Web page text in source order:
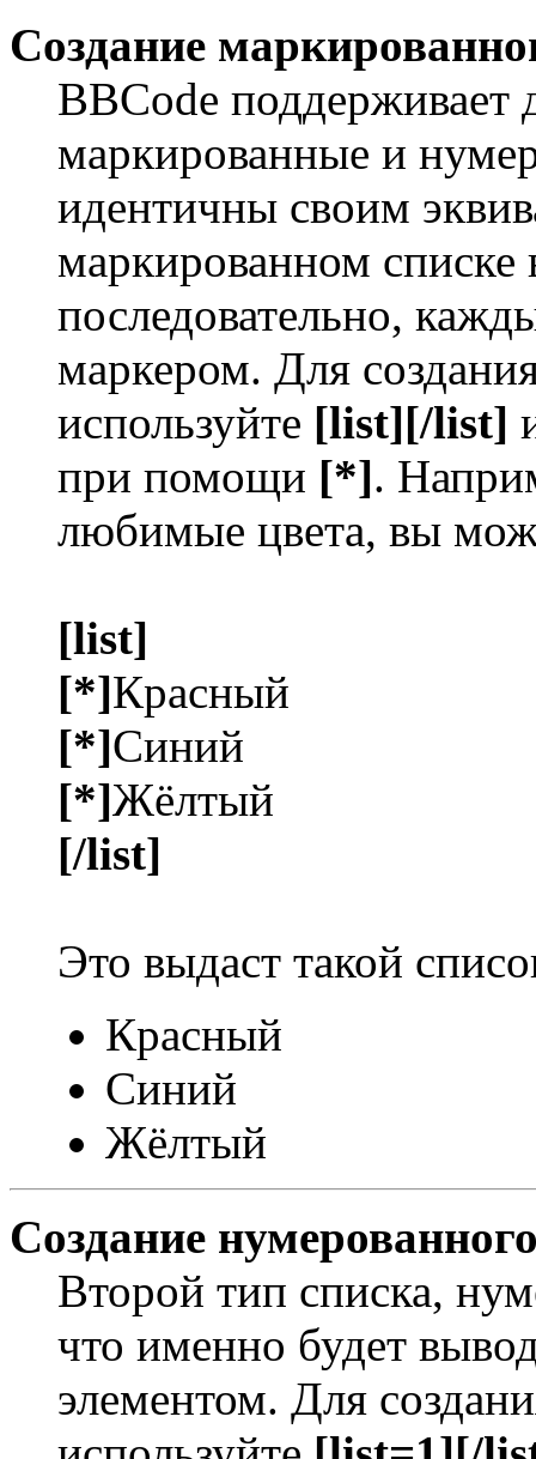
Создание
BBCode поддерживает
маркированные и
идентичны своим
маркированном списке
последовательно,
маркером. Для
используйте [list][/list]
при помощи [*].
любимые цвета, вы
[list]
[*]Красный
[*]Синий
[*]Жёлтый
[/list]
Это выдаст такой
Красный
Синий
Жёлтый
Создание
Второй тип списка,
что именно будет
элементом. Для